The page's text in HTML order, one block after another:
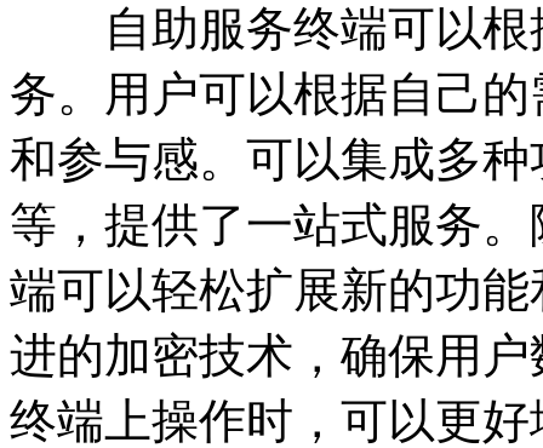
自助服务终端可以根
务。用户可以根据自己
和参与感。可以集成多
等，提供了一站式服务
端可以轻松扩展新的功
进的加密技术，确保用
终端上操作时，可以更